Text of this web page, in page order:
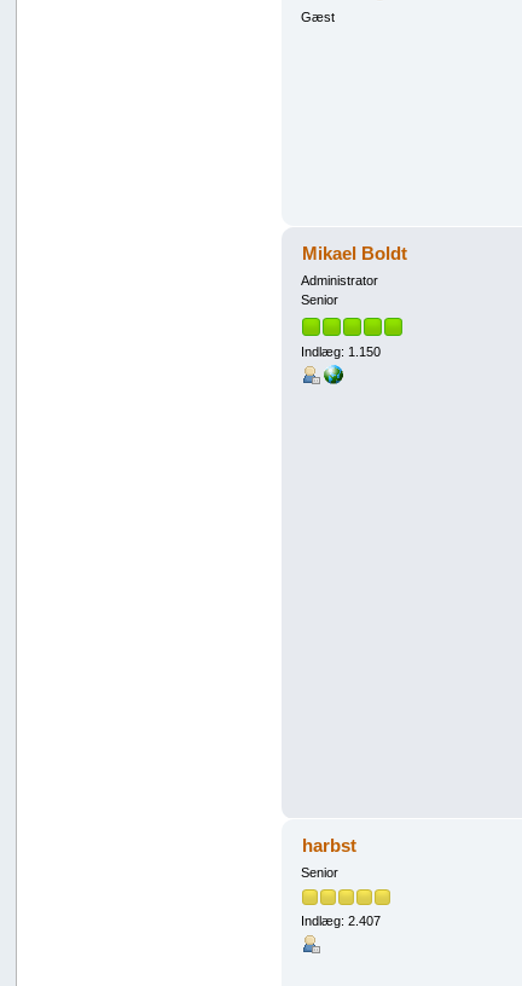
Gæst
Mikael Boldt
Administrator
Senior
Indlæg: 1.150
harbst
Senior
Indlæg: 2.407